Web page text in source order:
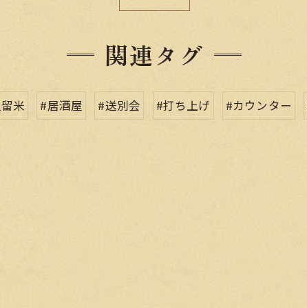
関連タグ
米 #居酒屋 #送別会 #打ち上げ #カウンター